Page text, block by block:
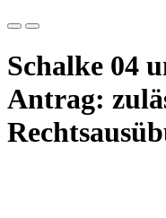
Schalke 04
Antrag: